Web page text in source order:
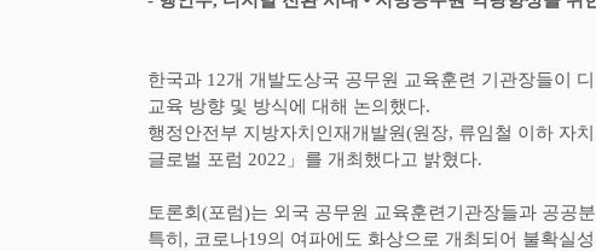
한국과 12개 개발도상국 공무원 교육훈련 기관장들이
교육 방향 및 방식에 대해 논의했다.
행정안전부 지방자치인재개발원(원장, 류임철 이하 자
글로벌 포럼 2022 」 를 개최했다고 밝혔다.
토론회 (포럼)는 외국 공무원 교육훈련기관장들과 공공
특히 , 코로나19의 여파에도 화상으로 개최되어 불확실